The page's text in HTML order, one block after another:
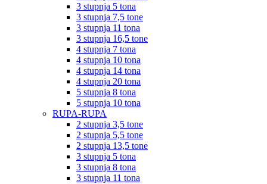
3 stupnja 5 tona
3 stupnja 7,5 tone
3 stupnja 11 tona
3 stupnja 16,5 tone
4 stupnja 7 tona
4 stupnja 10 tona
4 stupnja 14 tona
4 stupnja 20 tona
5 stupnja 8 tona
5 stupnja 10 tona
RUPA-RUPA
2 stupnja 3,5 tone
2 stupnja 5,5 tone
2 stupnja 13,5 tone
3 stupnja 5 tona
3 stupnja 8 tona
3 stupnja 11 tona